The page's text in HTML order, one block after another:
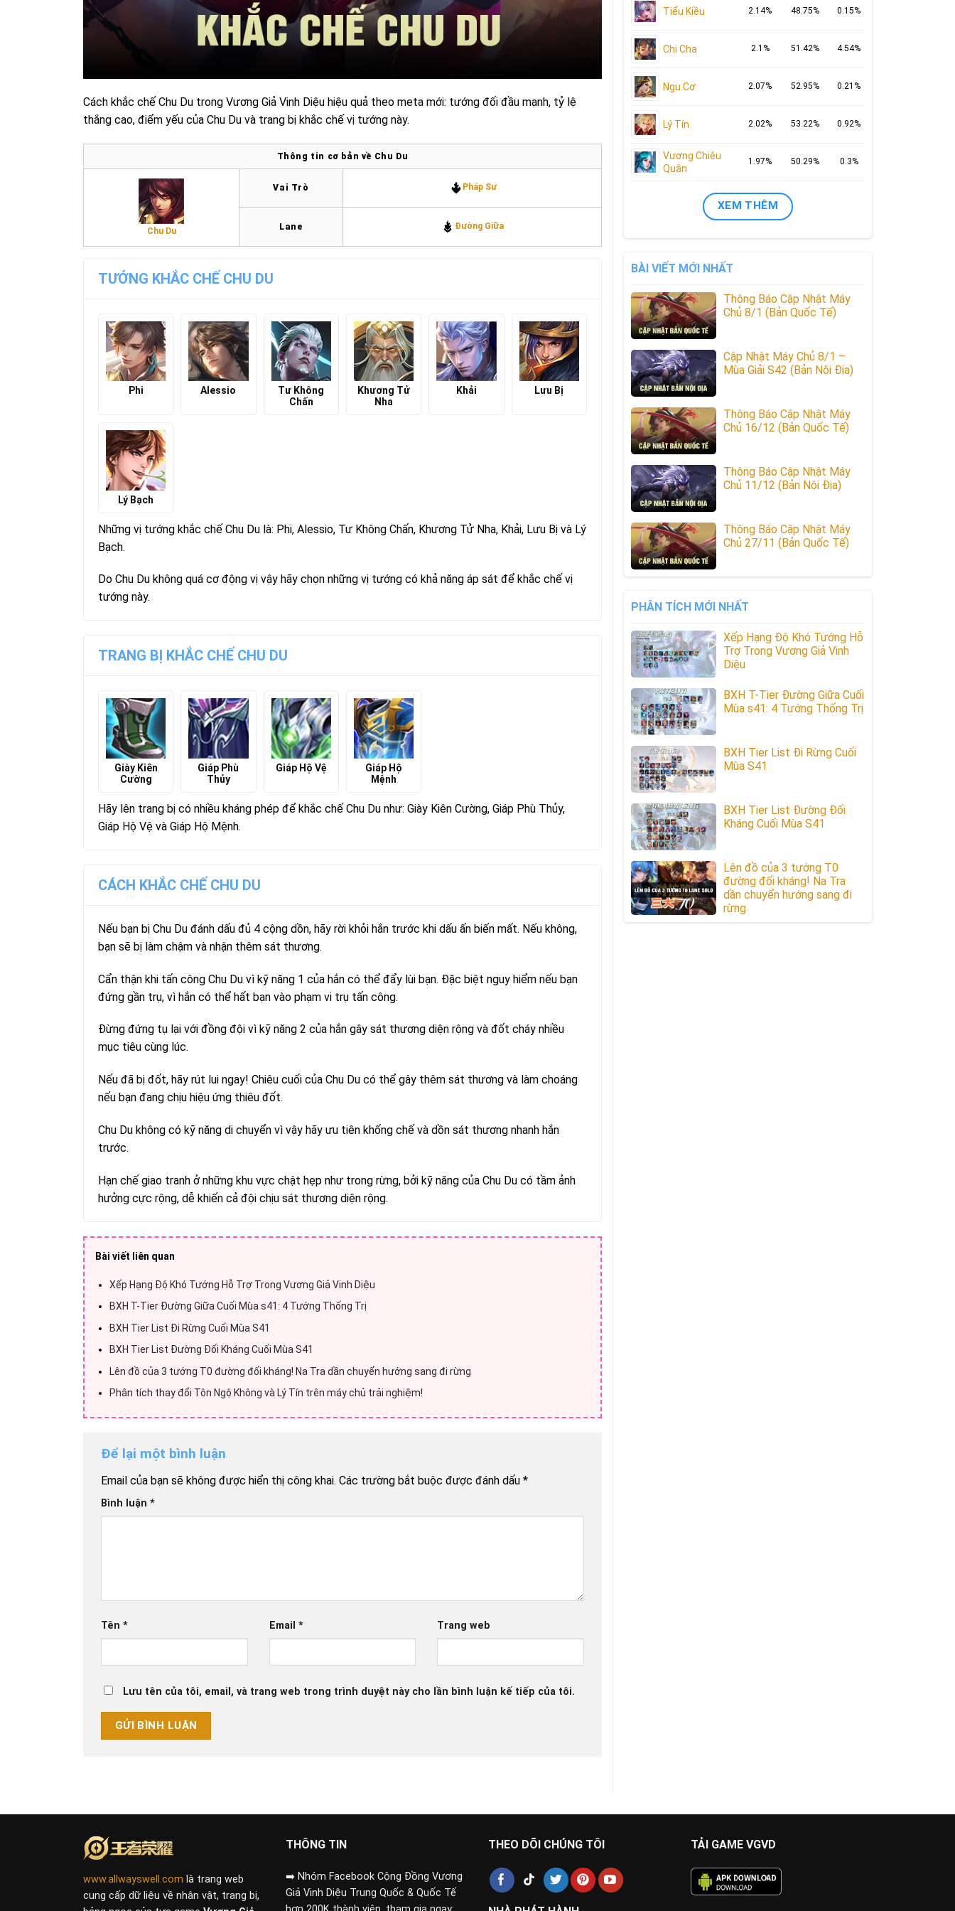
Cách khắc chế Chu Du trong Vương Giả Vinh Diệu hiệu quả theo meta mới: tướng đối đầu mạnh, tỷ lệ
thắng cao, điểm yếu của Chu Du và trang bị khắc chế vị tướng này.
Thông tin cơ bản về Chu Du
Chu Du
Vai Trò Pháp Sư
Lane Đường Giữa
TƯỚNG KHẮC CHẾ CHU DU
Phi Alessio
Tư Không
Chấn
Khương Tử
Nha
Khải Lưu Bị
Lý Bạch
Những vị tướng khắc chế Chu Du là: Phi, Alessio, Tư Không Chấn, Khương Tử Nha, Khải, Lưu Bị và Lý
Bạch.
Do Chu Du không quá cơ động vị vậy hãy chọn những vị tướng có khả năng áp sát để khắc chế vị
tướng này.
TRANG BỊ KHẮC CHẾ CHU DU
Giày Kiên
Cường
Giáp Phù
Thủy
Giáp Hộ Vệ
Giáp Hộ
Mệnh
Hãy lên trang bị có nhiều kháng phép để khắc chế Chu Du như: Giày Kiên Cường, Giáp Phù Thủy,
Giáp Hộ Vệ và Giáp Hộ Mệnh.
CÁCH KHẮC CHẾ CHU DU
Nếu bạn bị Chu Du đánh dấu đủ 4 cộng dồn, hãy rời khỏi hắn trước khi dấu ấn biến mất. Nếu không,
bạn sẽ bị làm chậm và nhận thêm sát thương.
Cẩn thận khi tấn công Chu Du vì kỹ năng 1 của hắn có thể đẩy lùi bạn. Đặc biệt nguy hiểm nếu bạn
đứng gần trụ, vì hắn có thể hất bạn vào phạm vi trụ tấn công.
Đừng đứng tụ lại với đồng đội vì kỹ năng 2 của hắn gây sát thương diện rộng và đốt cháy nhiều
mục tiêu cùng lúc.
Nếu đã bị đốt, hãy rút lui ngay! Chiêu cuối của Chu Du có thể gây thêm sát thương và làm choáng
nếu bạn đang chịu hiệu ứng thiêu đốt.
Chu Du không có kỹ năng di chuyển vì vậy hãy ưu tiên khống chế và dồn sát thương nhanh hắn
trước.
Hạn chế giao tranh ở những khu vực chật hẹp như trong rừng, bởi kỹ năng của Chu Du có tầm ảnh
hưởng cực rộng, dễ khiến cả đội chịu sát thương diện rộng.
Bài viết liên quan
Xếp Hạng Độ Khó Tướng Hỗ Trợ Trong Vương Giả Vinh Diệu
BXH T-Tier Đường Giữa Cuối Mùa s41: 4 Tướng Thống Trị
BXH Tier List Đi Rừng Cuối Mùa S41
BXH Tier List Đường Đối Kháng Cuối Mùa S41
Lên đồ của 3 tướng T0 đường đối kháng! Na Tra dần chuyển hướng sang đi rừng
Phân tích thay đổi Tôn Ngộ Không và Lý Tín trên máy chủ trải nghiệm!
Để lại một bình luận
Email của bạn sẽ không được hiển thị công khai. Các trường bắt buộc được đánh dấu *
Bình luận *
Tên * Email * Trang web
Lưu tên của tôi, email, và trang web trong trình duyệt này cho lần bình luận kế tiếp của tôi.
Tiểu Kiều 2.14% 48.75% 0.15%
Chi Cha 2.1% 51.42% 4.54%
Ngu Cơ 2.07% 52.95% 0.21%
Lý Tín 2.02% 53.22% 0.92%
Vương Chiêu
Quân
1.97% 50.29% 0.3%
XEM THÊM
BÀI VIẾT MỚI NHẤT
Thông Báo Cập Nhật Máy
Chủ 8/1 (Bản Quốc Tế)
Cập Nhật Máy Chủ 8/1 –
Mùa Giải S42 (Bản Nội Địa)
Thông Báo Cập Nhật Máy
Chủ 16/12 (Bản Quốc Tế)
Thông Báo Cập Nhật Máy
Chủ 11/12 (Bản Nội Địa)
Thông Báo Cập Nhật Máy
Chủ 27/11 (Bản Quốc Tế)
PHÂN TÍCH MỚI NHẤT
Xếp Hạng Độ Khó Tướng Hỗ
Trợ Trong Vương Giả Vinh
Diệu
BXH T-Tier Đường Giữa Cuối
Mùa s41: 4 Tướng Thống Trị
BXH Tier List Đi Rừng Cuối
Mùa S41
BXH Tier List Đường Đối
Kháng Cuối Mùa S41
Lên đồ của 3 tướng T0
đường đối kháng! Na Tra
dần chuyển hướng sang đi
rừng
www.allwayswell.com là trang web
cung cấp dữ liệu về nhân vật, trang bị,
THÔNG TIN
➡️ Nhóm Facebook Cộng Đồng Vương
Giả Vinh Diệu Trung Quốc & Quốc Tế
THEO DÕI CHÚNG TÔI TẢI GAME VGVD